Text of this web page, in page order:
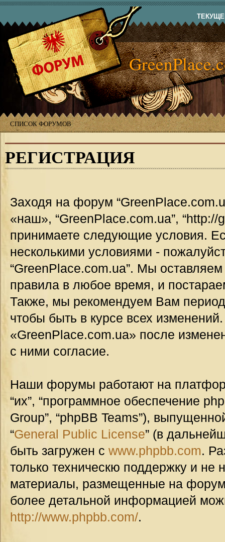
СПИСОК ФОРУМОВ
РЕГИСТРАЦИЯ
Заходя на форум
«наш», “GreenPlace.com.ua”,
принимаете следующие условия.
несколькими условиями -
“GreenPlace.com.ua”. Мы
правила в любое время, и
Также, мы рекомендуем Вам
чтобы быть в курсе всех
«GreenPlace.com.ua» после
с ними согласие.
Наши форумы работают на
“их”, “программное обеспечение
Group”, “phpBB Teams”),
“General Public License” (в
быть загружен с www.phpbb.com.
только техническю поддержку и не
материалы, размещенные на
более детальной информацией
http://www.phpbb.com/.